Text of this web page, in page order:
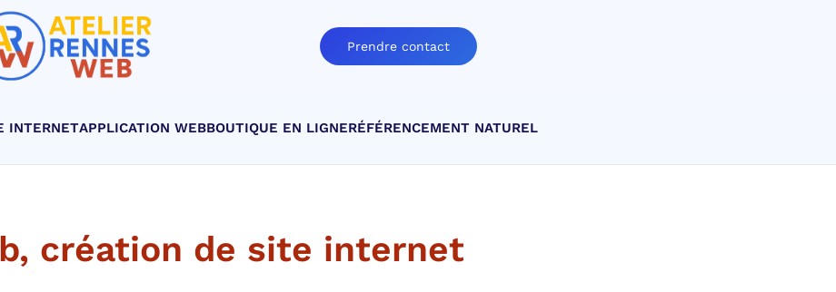
Prendre contact
INTERNETAPPLICATION WEBBOUTIQUE EN LIGNERÉFÉRENCEMENT NATUREL
création de site internet